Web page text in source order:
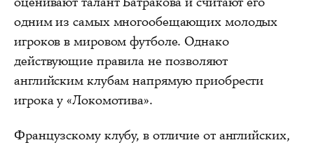
одним из самых многообещающих молодых
игроков в мировом футболе. Однако
действующие правила не позволяют
английским клубам напрямую приобрести
игрока у «Локомотива».
Французскому клубу, в отличие от английских,